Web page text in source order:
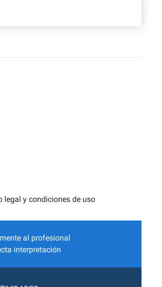
legal y condiciones de uso
al profesional
interpretación